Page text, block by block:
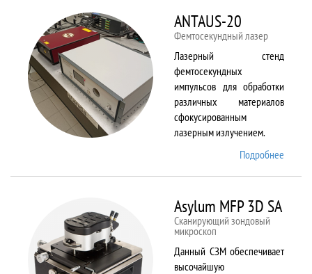
ANTAUS-20
Фемтосекундный лазер
Лазерный стенд
фемтосекундных
импульсов для обработки
различных материалов
сфокусированным
лазерным излучением.
Подробнее
Asylum MFP 3D SA
Сканирующий зондовый
микроскоп
Данный СЗМ обеспечивает
высочайшую